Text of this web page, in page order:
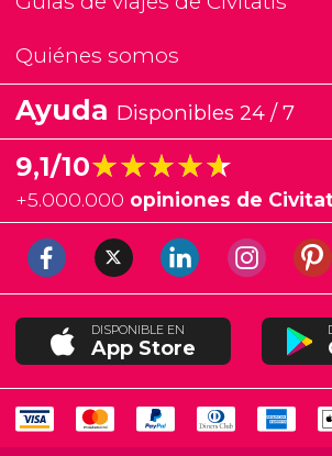
Quiénes somos
Ayuda Disponibles 24 / 7
9,1/10★★★★★
★★★★★
+5.000.000 opiniones de
DISPONIBLE EN
App Store